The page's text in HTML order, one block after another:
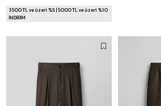
3500 TL ve üzeri %5 | 5000 TL ve üzeri %10
İNDİRİM